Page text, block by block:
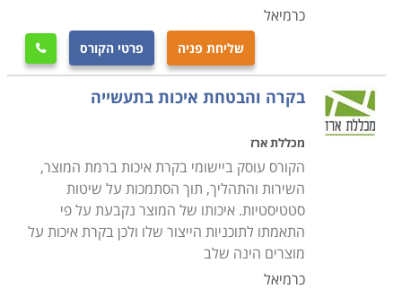
כרמיאל
שליחת פניה פרטי הקורס 
בקרה והבטחת איכות בתעשייה
מכללת ארז
הקורס עוסק ביישומי בקרת איכות ברמת המוצר,
השירות והתהליך, תוך הסתמכות על שיטות
סטטיסטיות. איכותו של המוצר נקבעת על פי
התאמתו לתוכניות הייצור שלו ולכן בקרת איכות על
מוצרים הינה שלב
כרמיאל